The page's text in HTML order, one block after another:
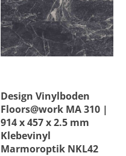
Design Vinylboden
Floors@work MA 310 |
914 x 457 x 2.5 mm
Klebevinyl
Marmoroptik NKL42